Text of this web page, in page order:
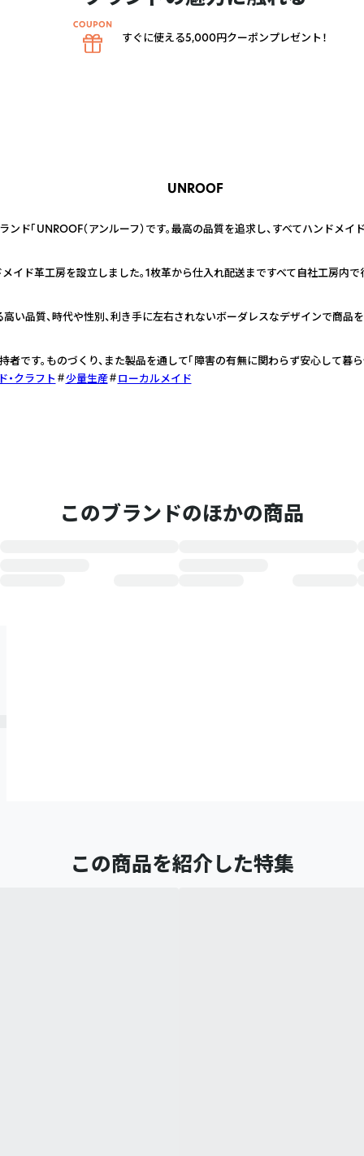
UNROOF
ド「UNROOF（アンルーフ）です。最高の品質を追求し、すべてハンドメ
イド革工房を設立しました。1枚革から仕入れ配送まですべて自社工房内で
い品質、時代や性別、利き手に左右されないボーダレスなデザインで商品
です。ものづくり、また製品を通して「障害の有無に関わらず安心して暮ら
・クラフト
少量生産 ローカルメイド
このブランドのほかの商品
この商品を紹介した特集
すぐに使える5,000円クーポンプレゼント！